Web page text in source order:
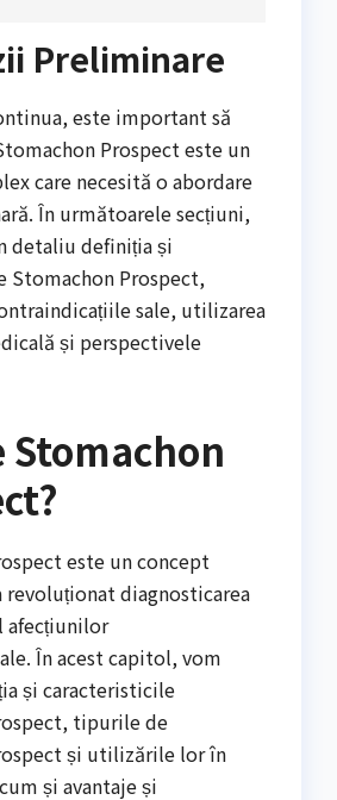
Preliminare
este important să
Prospect este un
care necesită o abordare
În următoarele secțiuni,
detaliu definiția și
Stomachon Prospect,
sale, utilizarea
și perspectivele
Stomachon
este un concept
revoluționat diagnosticarea
În acest capitol, vom
și caracteristicile
tipurile de
și utilizările lor în
și avantaje și